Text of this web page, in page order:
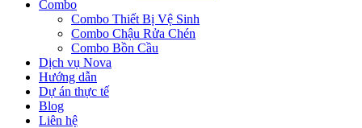
Combo
Combo Thiết Bị Vệ Sinh
Combo Chậu Rửa Chén
Combo Bồn Cầu
Dịch vụ Nova
Hướng dẫn
Dự án thực tế
Blog
Liên hệ